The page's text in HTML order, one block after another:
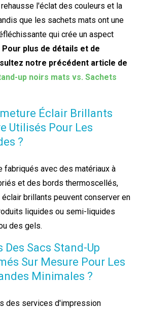
l'éclat des couleurs et la
que les sachets mats ont une
qui crée un aspect
Pour plus de détails et de
notre précédent article de
up noirs mats vs. Sachets
Éclair Brillants
Utilisés Pour Les
?
fabriqués avec des matériaux à
et des bords thermoscellés,
brillants peuvent conserver en
liquides ou semi-liquides
des gels.
Des Sacs Stand-Up
Sur Mesure Pour Les
Minimales ?
des services d'impression